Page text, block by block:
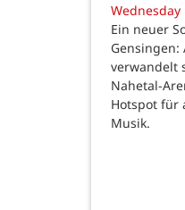
Wednesday
Ein neuer
Gensingen:
verwandelt
Nahetal-
Hotspot für
Musik.